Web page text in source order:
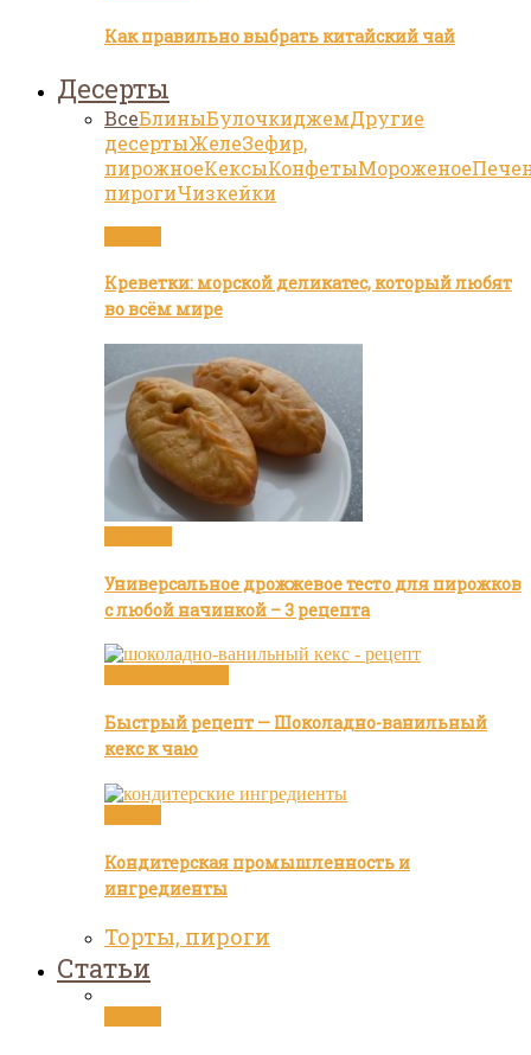
Как правильно выбрать китайский чай
Десерты
ВсеБлиныБулочкиджемДругие
десертыЖелеЗефир,
пирожноеКексыКонфетыМороженое
пирогиЧизкейки
Креветки: морской деликатес, который любят
во всём мире
Универсальное дрожжевое тесто для пирожков
с любой начинкой – 3 рецепта
Быстрый рецепт — Шоколадно-ванильный
кекс к чаю
Кондитерская промышленность и
ингредиенты
Торты, пироги
Статьи